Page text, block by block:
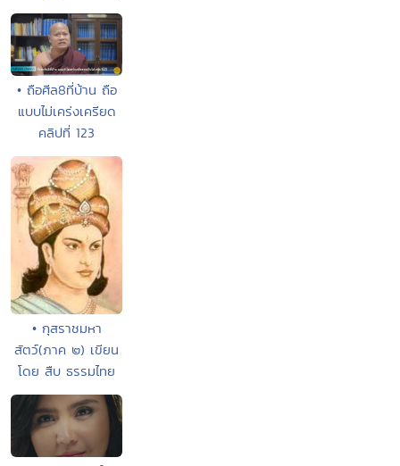
• ถือศีล8ที่บ้าน ถือ
แบบไม่เคร่งเครียด
คลิปที่ 123
• กุสราชมหา
สัตว์(ภาค ๒) เขียน
โดย สืบ ธรรมไทย